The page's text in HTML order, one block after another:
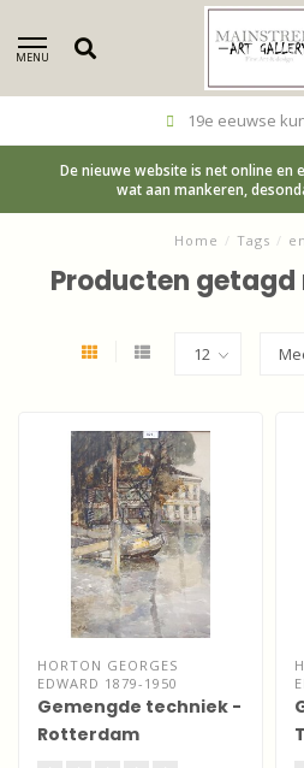
MENU
19e eeuwse
De nieuwe website is net online en
wat aan mankeren,
Home / Tags /
Producten
HORTON GEORGES
EDWARD 1879-1950
Gemengde techniek -
Rotterdam